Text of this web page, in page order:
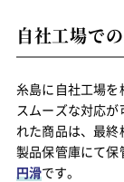
自社工場で
糸島に自社工場
スムーズな対応
れた商品は、最
製品保管庫にて保
円滑です。